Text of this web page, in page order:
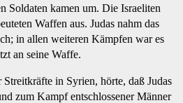
Soldaten kamen um. Die Israeliten
Waffen aus. Judas nahm das
in allen weiteren Kämpfen war es
an seine Waffe.
Streitkräfte in Syrien, hörte, daß Judas
zum Kampf entschlossener Männer